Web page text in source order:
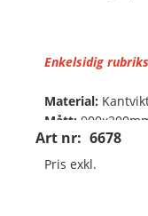
Art nr: 6678
Enkelsidig
Material:
Mått:
• Standard
Pris exkl.